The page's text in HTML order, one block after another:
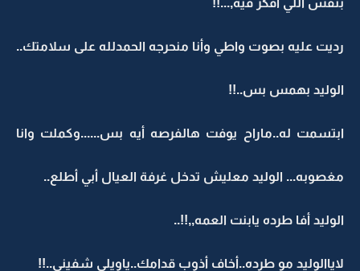
بنفس اللي أفكر فيه,...!!
رديت عليه بصوت واطي وأنا منحرجه الحمدلله على سلامتك..
الوليد بهمس بس..!!
ابتسمت له..ماراح يوفت هالفرصه أيه بس......وكملت وانا
مغصوبه... الوليد معليش تدخل غرفة العيال أبي أطلع..
الوليد أفا طرده يابنت العمه,,!!..
لاياالوليد مو طرده..أخاف أذوب قدامك..ياويلي شفيني..!!